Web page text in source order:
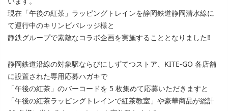
現在「午後の紅茶」ラッピングトレインを静岡鉄道静岡清水線に
て運行中のキリンビバレッジ様と
静鉄グループで素敵なコラボ企画を実施することとなりました‼
静岡鉄道沿線の対象駅ならびにしずてつストア、KITE-GO 各店舗
に設置された専用応募ハガキで
「午後の紅茶」のバーコードを 5 枚集めて応募いただきますと
「午後の紅茶ラッピングトレインで紅茶教室」や豪華商品が総計